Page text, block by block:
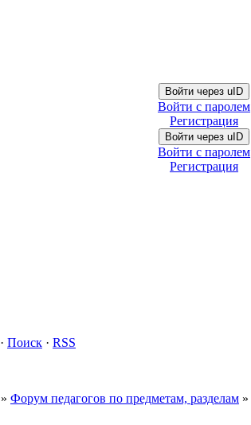
Войти через uID
Войти с паролем
Регистрация
Войти через uID
Войти с паролем
Регистрация
· Поиск · RSS
» Форум педагогов по предметам, разделам »